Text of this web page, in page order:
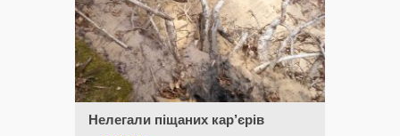
Нелегали піщаних кар’єрів